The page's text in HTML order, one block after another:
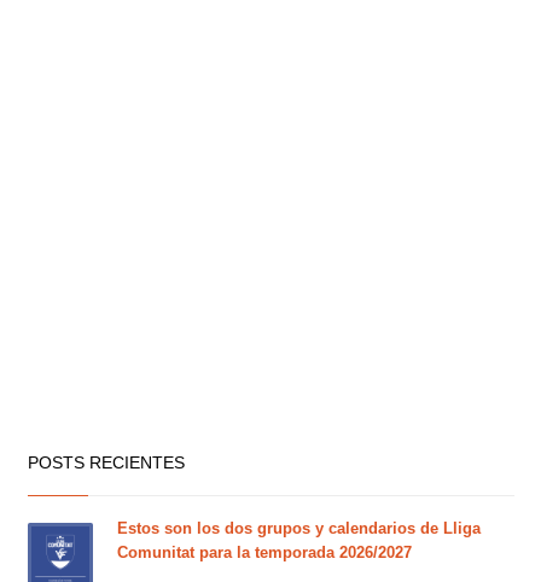
POSTS RECIENTES
Estos son los dos grupos y calendarios de Lliga
Comunitat para la temporada 2026/2027